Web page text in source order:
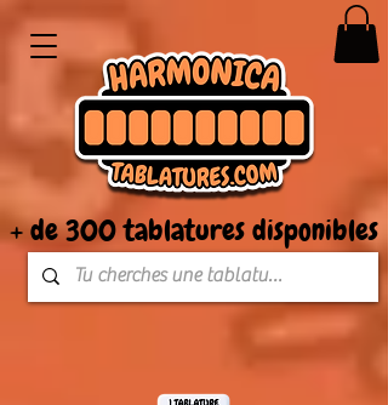
+ de 300 tablatures disponibles